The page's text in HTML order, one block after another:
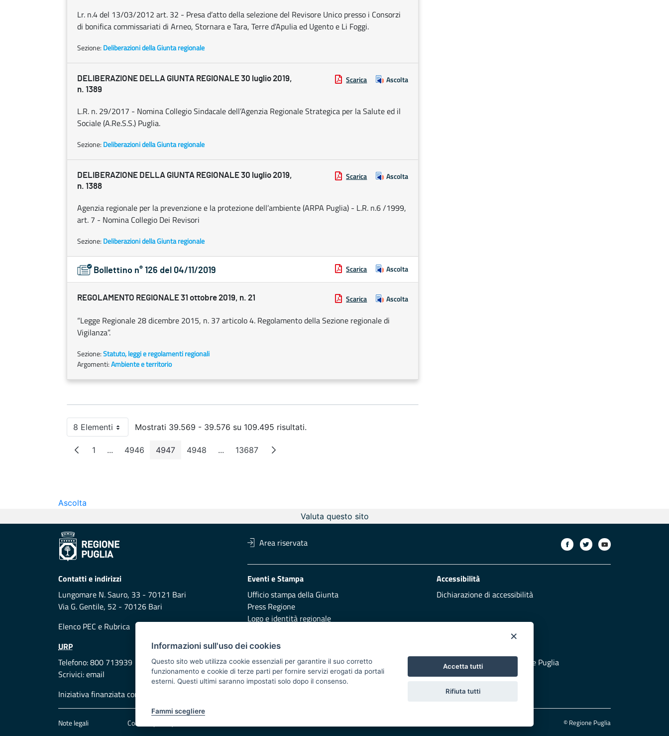
Lr. n.4 del 13/03/2012 art. 32 - Presa d’atto della selezione del Revisore Unico presso i Consorzi
di bonifica commissariati di Arneo, Stornara e Tara, Terre d’Apulia ed Ugento e Li Foggi.
Sezione: Deliberazioni della Giunta regionale
DELIBERAZIONE DELLA GIUNTA REGIONALE 30 luglio 2019,
n. 1389
Scarica Ascolta
L.R. n. 29/2017 - Nomina Collegio Sindacale dell’Agenzia Regionale Strategica per la Salute ed il
Sociale (A.Re.S.S.) Puglia.
Sezione: Deliberazioni della Giunta regionale
DELIBERAZIONE DELLA GIUNTA REGIONALE 30 luglio 2019,
n. 1388
Scarica Ascolta
Agenzia regionale per la prevenzione e la protezione dell’ambiente (ARPA Puglia) - L.R. n.6 /1999,
art. 7 - Nomina Collegio Dei Revisori
Sezione: Deliberazioni della Giunta regionale
Bollettino n° 126 del 04/11/2019 Scarica Ascolta
REGOLAMENTO REGIONALE 31 ottobre 2019, n. 21 Scarica Ascolta
“Legge Regionale 28 dicembre 2015, n. 37 articolo 4. Regolamento della Sezione regionale di
Vigilanza”.
Sezione:Statuto, leggi e regolamenti regionali
Argomenti:Ambiente e territorio
8 ElementiPer paginaMostrati 39.569 - 39.576 su 109.495 risultati.
Pagina
1 ...Pagine intermedie
Pagina
4946 Pagina
4947 Pagina
4948 ...Pagine intermedie
Pagina
13687
Ascolta
Valuta questo sito
Area riservata
Contatti e indirizzi
Lungomare N. Sauro, 33 - 70121 Bari
Via G. Gentile, 52 - 70126 Bari
Elenco PEC e Rubrica
Eventi e Stampa
Ufficio stampa della Giunta
Press Regione
Logo e identità regionale
Accessibilità
Dichiarazione di accessibilità
URP
Telefono: 800 713939
Scrivici:email
Redazione
Presentazione
Responsabili di pubblicazione
Vai al sito di Protezione Civile Puglia
Iniziativa finanziata con risorse del POR Puglia 2014/2020 - Asse XI
Note legali Cookie e privacy © Regione Puglia
×
Informazioni sull'uso dei cookies
Questo sito web utilizza cookie essenziali per garantire il suo corretto
funzionamento e cookie di terze parti per fornire servizi erogati da portali
esterni. Questi ultimi saranno impostati solo dopo il consenso.
Fammi scegliere
Accetta tutti
Rifiuta tutti